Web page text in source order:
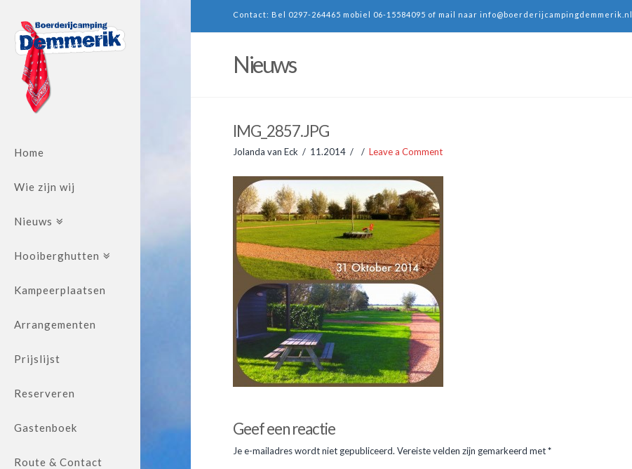
Contact: Bel 0297-264465 mobiel 06-15584095 of mail naar info@boerderijcampingdemmerik.nl
Home
Wie zijn wij
Nieuws
Hooiberghutten
Kampeerplaatsen
Arrangementen
Prijslijst
Reserveren
Gastenboek
Route & Contact
Nieuws
IMG_2857.JPG
Jolanda van Eck 11.2014 Leave a Comment
EckIMG_2857.JPG
Geef een reactie
Je e-mailadres wordt niet gepubliceerd. Vereiste velden zijn gemarkeerd met*